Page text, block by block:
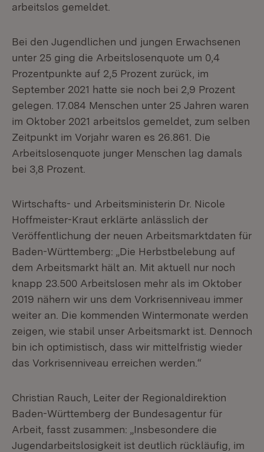
arbeitslos gemeldet.
Bei den Jugendlichen und jungen Erwachsenen
unter 25 ging die Arbeitslosenquote um 0,4
Prozentpunkte auf 2,5 Prozent zurück, im
September 2021 hatte sie noch bei 2,9 Prozent
gelegen. 17.084 Menschen unter 25 Jahren waren
im Oktober 2021 arbeitslos gemeldet, zum selben
Zeitpunkt im Vorjahr waren es 26.861. Die
Arbeitslosenquote junger Menschen lag damals
bei 3,8 Prozent.
Wirtschafts- und Arbeitsministerin Dr. Nicole
Hoffmeister-Kraut erklärte anlässlich der
Veröffentlichung der neuen Arbeitsmarktdaten für
Baden-Württemberg: „Die Herbstbelebung auf
dem Arbeitsmarkt hält an. Mit aktuell nur noch
knapp 23.500 Arbeitslosen mehr als im Oktober
2019 nähern wir uns dem Vorkrisenniveau immer
weiter an. Die kommenden Wintermonate werden
zeigen, wie stabil unser Arbeitsmarkt ist. Dennoch
bin ich optimistisch, dass wir mittelfristig wieder
das Vorkrisenniveau erreichen werden.“
Christian Rauch, Leiter der Regionaldirektion
Baden-Württemberg der Bundesagentur für
Arbeit, fasst zusammen: „Insbesondere die
Jugendarbeitslosigkeit ist deutlich rückläufig, im